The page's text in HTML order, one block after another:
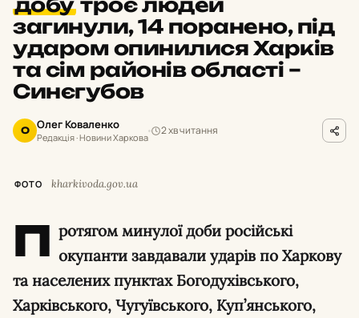
добутроє людей
загинули, 14 поранено, під
ударом опинилися Харків
та сім районів області –
Синєгубов
О Олег Коваленко
Редакція · Новини Харкова
2 хв читання
ФОТО kharkivoda.gov.ua
П ротягом минулої доби російські
окупанти завдавали ударів по Харкову
та населених пунктах Богодухівського,
Харківського, Чугуївського, Куп’янського,